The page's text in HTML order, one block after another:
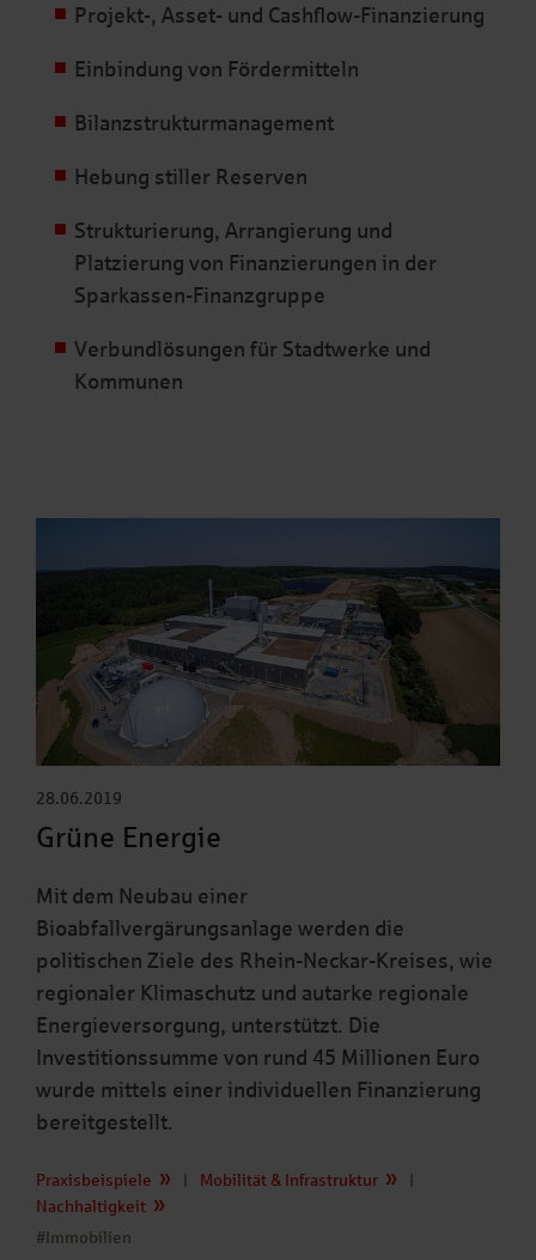
Projekt-, Asset- und Cashflow-Finanzierung
Einbindung von Fördermitteln
Bilanzstrukturmanagement
Hebung stiller Reserven
Strukturierung, Arrangierung und
Platzierung von Finanzierungen in der
Sparkassen-Finanzgruppe
Verbundlösungen für Stadtwerke und
Kommunen
28.06.2019
Grüne Energie
Mit dem Neubau einer
Bioabfallvergärungsanlage werden die
politischen Ziele des Rhein-Neckar-Kreises, wie
regionaler Klimaschutz und autarke regionale
Energieversorgung, unterstützt. Die
Investitionssumme von rund 45 Millionen Euro
wurde mittels einer individuellen Finanzierung
bereitgestellt.
Praxisbeispiele Mobilität & Infrastruktur
Nachhaltigkeit
#Immobilien